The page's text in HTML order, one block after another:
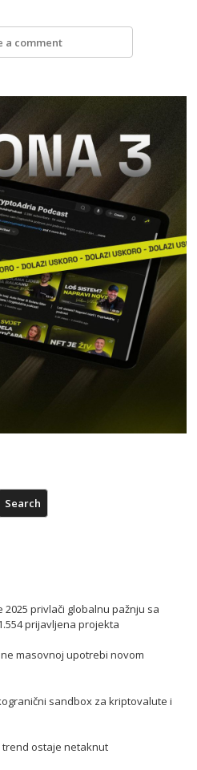
a comment
Search
privlači globalnu pažnju sa
prijavljena projekta
masovnoj upotrebi novom
sandbox za kriptovalute i
trend ostaje netaknut